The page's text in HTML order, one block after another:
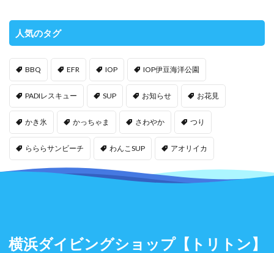
人気のタグ
BBQ EFR IOP IOP伊豆海洋公園
PADIレスキュー SUP お知らせ お花見
かき氷 かっちゃま さわやか つり
らららサンビーチ わんこSUP アオリイカ
横浜ダイビングショップ【トリトン】